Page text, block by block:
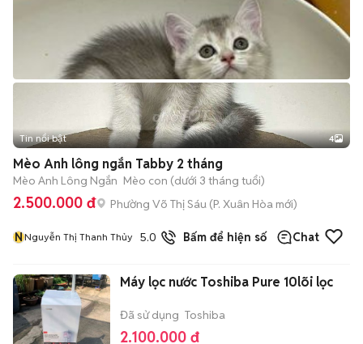
Tin nổi bật 4
Mèo Anh lông ngắn Tabby 2 tháng
Mèo Anh Lông Ngắn Mèo con (dưới 3 tháng tuổi)
2.500.000 đ Phường Võ Thị Sáu (P. Xuân Hòa mới)
NNguyễn Thị Thanh Thủy 5.0 19 đã bán
Bấm để hiện số Chat
Máy lọc nước Toshiba Pure 10lõi lọc
Đã sử dụng Toshiba
2.100.000 đ